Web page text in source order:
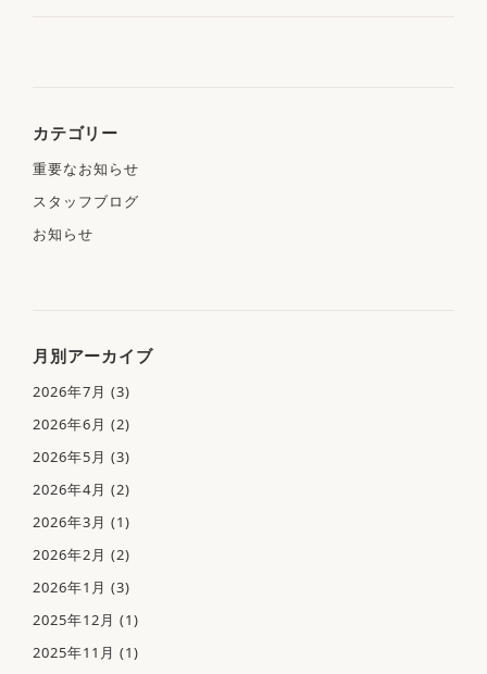
カテゴリー
重要なお知らせ
スタッフブログ
お知らせ
月別アーカイブ
2026年7月 (3)
2026年6月 (2)
2026年5月 (3)
2026年4月 (2)
2026年3月 (1)
2026年2月 (2)
2026年1月 (3)
2025年12月 (1)
2025年11月 (1)